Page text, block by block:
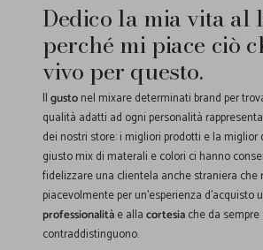
Dedico la mia vita al
perché mi piace ciò
vivo per questo.
Ilgustonel mixare determinati brand per
qualità adatti ad ogni personalità rappresenta
dei nostri store: i migliori prodotti e la miglior
giusto mix di materali e colori ci hanno
fidelizzare una clientela anche straniera che
piacevolmente per un'esperienza d'acquisto
professionalitàe allacortesiache da sempre
contraddistinguono.